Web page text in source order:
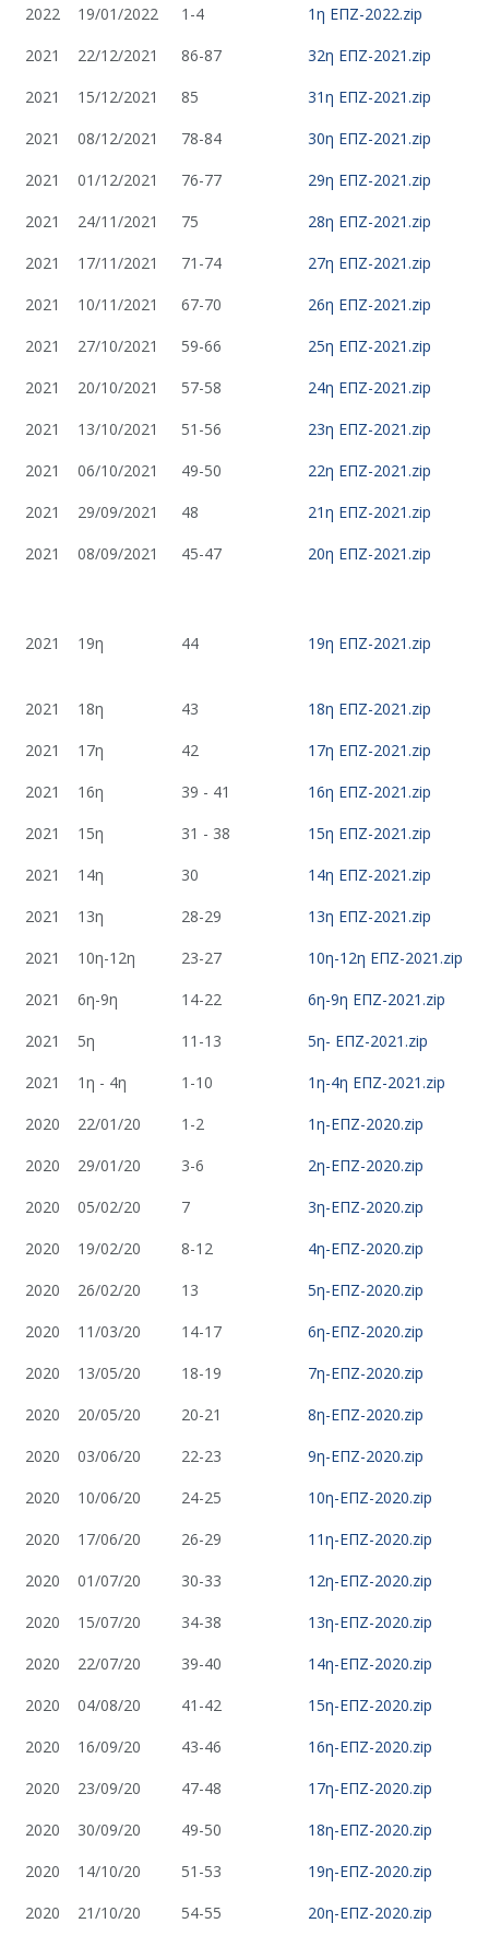
2022
19/01/2022 1-4
1η ΕΠΖ-2022.zip
2021
22/12/2021 86-87
32η ΕΠΖ-2021.zip
2021
15/12/2021 85
31η ΕΠΖ-2021.zip
2021
08/12/2021 78-84
30η ΕΠΖ-2021.zip
2021
01/12/2021 76-77
29η ΕΠΖ-2021.zip
2021
24/11/2021 75
28η ΕΠΖ-2021.zip
2021
17/11/2021 71-74
27η ΕΠΖ-2021.zip
2021
10/11/2021 67-70
26η ΕΠΖ-2021.zip
2021
27/10/2021 59-66
25η ΕΠΖ-2021.zip
2021
20/10/2021 57-58
24η ΕΠΖ-2021.zip
2021
13/10/2021 51-56
23η ΕΠΖ-2021.zip
2021
06/10/2021 49-50
22η ΕΠΖ-2021.zip
2021
29/09/2021 48
21η ΕΠΖ-2021.zip
2021
08/09/2021 45-47 20η ΕΠΖ-2021.zip
2021 19η 44 19η ΕΠΖ-2021.zip
2021 18η 43
18η ΕΠΖ-2021.zip
2021
17η 42
17η ΕΠΖ-2021.zip
2021
16η 39 - 41
16η ΕΠΖ-2021.zip
2021
15η 31 - 38
15η ΕΠΖ-2021.zip
2021
14η 30
14η ΕΠΖ-2021.zip
2021
13η 28-29
13η ΕΠΖ-2021.zip
2021
10η-12η 23-27
10η-12η ΕΠΖ-2021.zip
2021
6η-9η 14-22
6η-9η ΕΠΖ-2021.zip
2021
5η 11-13
5η- ΕΠΖ-2021.zip
2021
1η - 4η 1-10
1η-4η ΕΠΖ-2021.zip
2020
22/01/20 1-2
1η-ΕΠΖ-2020.zip
2020
29/01/20 3-6
2η-ΕΠΖ-2020.zip
2020
05/02/20 7
3η-ΕΠΖ-2020.zip
2020
19/02/20 8-12
4η-ΕΠΖ-2020.zip
2020
26/02/20 13
5η-ΕΠΖ-2020.zip
2020
11/03/20 14-17
6η-ΕΠΖ-2020.zip
2020
13/05/20 18-19
7η-ΕΠΖ-2020.zip
2020
20/05/20 20-21
8η-ΕΠΖ-2020.zip
2020
03/06/20 22-23
9η-ΕΠΖ-2020.zip
2020
10/06/20 24-25
10η-ΕΠΖ-2020.zip
2020
17/06/20 26-29
11η-ΕΠΖ-2020.zip
2020
01/07/20 30-33
12η-ΕΠΖ-2020.zip
2020
15/07/20 34-38
13η-ΕΠΖ-2020.zip
2020
22/07/20 39-40
14η-ΕΠΖ-2020.zip
2020
04/08/20 41-42
15η-ΕΠΖ-2020.zip
2020
16/09/20 43-46
16η-ΕΠΖ-2020.zip
2020
23/09/20 47-48
17η-ΕΠΖ-2020.zip
2020
30/09/20 49-50
18η-ΕΠΖ-2020.zip
2020
14/10/20 51-53
19η-ΕΠΖ-2020.zip
2020
21/10/20 54-55
20η-ΕΠΖ-2020.zip